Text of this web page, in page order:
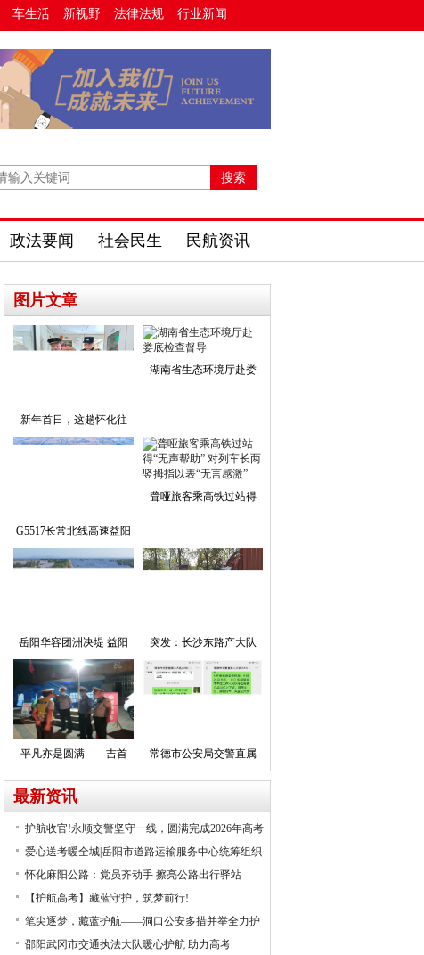
车生活 新视野 法律法规 行业新闻
政法要闻 社会民生 民航资讯
图片文章
新年首日，这趟怀化往
湖南省生态环境厅赴娄
G5517长常北线高速益阳
聋哑旅客乘高铁过站得
岳阳华容团洲决堤 益阳 突发：长沙东路产大队
平凡亦是圆满——吉首 常德市公安局交警直属
最新资讯
护航收官!永顺交警坚守一线，圆满完成2026年高考
爱心送考暖全城|岳阳市道路运输服务中心统筹组织
怀化麻阳公路：党员齐动手 擦亮公路出行驿站
【护航高考】藏蓝守护，筑梦前行!
笔尖逐梦，藏蓝护航——洞口公安多措并举全力护
邵阳武冈市交通执法大队暖心护航 助力高考